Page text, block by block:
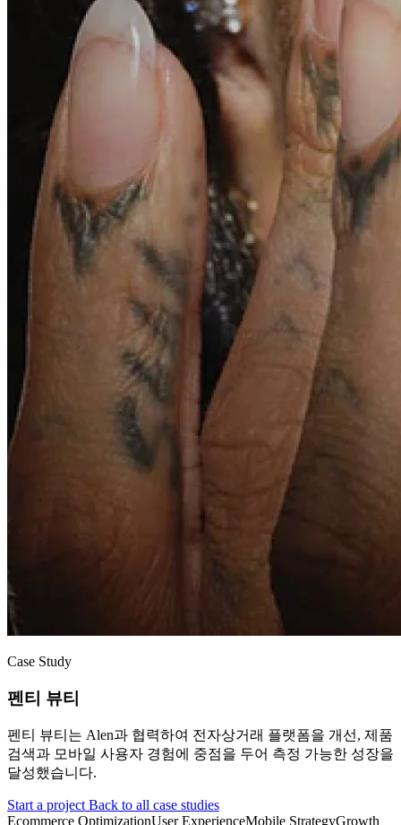
Case Study
펜티 뷰티
펜티 뷰티는 Alen과 협력하여 전자상거래 플랫폼을 개선, 제품
검색과 모바일 사용자 경험에 중점을 두어 측정 가능한 성장을
달성했습니다.
Start a projectBack to all case studies
Ecommerce OptimizationUser ExperienceMobile StrategyGrowth